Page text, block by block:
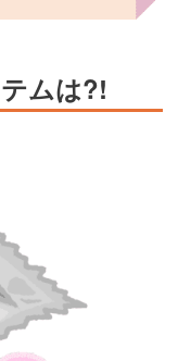
ムは?!